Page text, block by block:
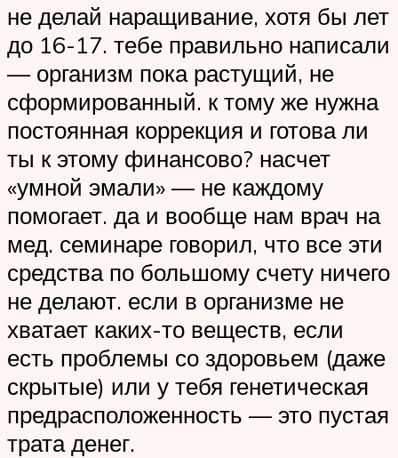
не делай наращивание, хотя бы лет
до 16-17. тебе правильно написали
— организм пока растущий, не
сформированный. к тому же нужна
постоянная коррекция и готова ли
ты к этому финансово? насчет
«умной эмали» — не каждому
помогает. да и вообще нам врач на
мед. семинаре говорил, что все эти
средства по большому счету ничего
не делают. если в организме не
хватает каких-то веществ, если
есть проблемы со здоровьем (даже
скрытые) или у тебя генетическая
предрасположенность — это пустая
трата денег.